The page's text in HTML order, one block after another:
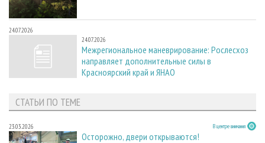
24.07.2026
24.07.2026
Межрегиональное маневрирование: Рослесхоз
направляет дополнительные силы в
Красноярский край и ЯНАО
СТАТЬИ ПО ТЕМЕ
23.03.2026 В центре внимания
Осторожно, двери открываются!